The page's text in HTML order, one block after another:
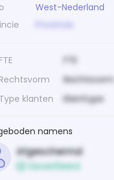
West-Nederland
FTE
FTE
Rechtsvorm
Rechtsvorm
Type klanten
Klanttype
namens
Afgeschermd
Geverifieerd